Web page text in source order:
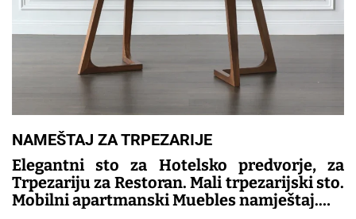
NAMEŠTAJ ZA TRPEZARIJE
Elegantni sto za Hotelsko predvorje, za
Trpezariju za Restoran. Mali trpezarijski sto.
Mobilni apartmanski Muebles namještaj.